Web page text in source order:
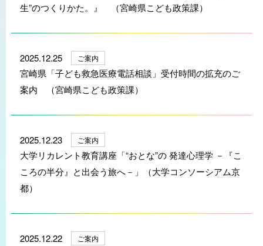
生”のつくりかた。』 （宮崎県こども政策課）
2025.12.25 ご案内
宮崎県「子ども救急医療電話相談」受付時間の拡充のご
案内 （宮崎県こども政策課）
2025.12.23 ご案内
大学リカレント教育講座「“おとな”の 発達心理学 －『こ
ころの半分』と出会う旅へ－」（大学コンソーシアム京
都）
2025.12.22 ご案内